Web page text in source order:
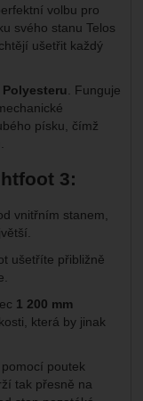
volbu pro
svého stanu Telos
ušetřit každý
Polyesteru . Funguje
písku, čímž
3:
vnitřním stanem,
ušetříte přibližně
1 200 mm
která by jinak
poutek
tak přesně na